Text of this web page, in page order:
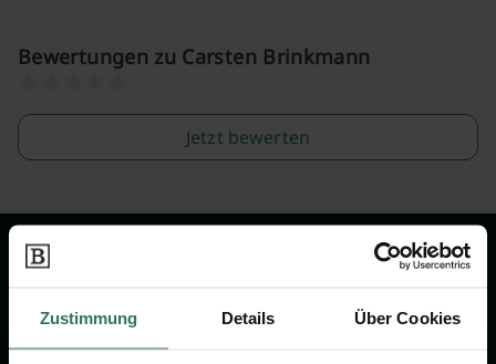
Zustimmung Details Über Cookies
Bewertungen zu Carsten Brinkmann
Jetzt bewerten
Wir sind Ihr Ansprechpartner rund
um das Thema Bestattung &
Vorsorge.